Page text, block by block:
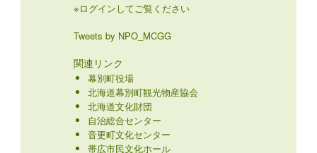
※ログインしてご覧ください
Tweets by NPO_MCGG
関連リンク
幕別町役場
北海道幕別町観光物産協会
北海道文化財団
自治総合センター
音更町文化センター
帯広市民文化ホール